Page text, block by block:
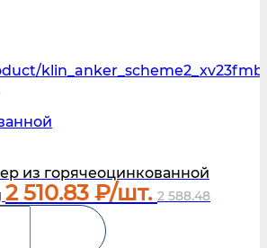
из горячеоцинкованной
2 510.83 ₽/шт. 2 588.48